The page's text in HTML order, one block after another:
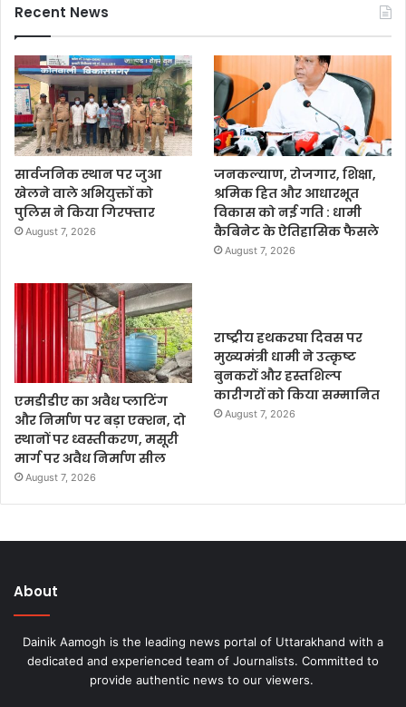
Recent News
सार्वजनिक स्थान पर जुआ
खेलने वाले अभियुक्तों को
पुलिस ने किया गिरफ्तार
August 7, 2026
जनकल्याण, रोजगार, शिक्षा,
श्रमिक हित और आधारभूत
विकास को नई गति : धामी
कैबिनेट के ऐतिहासिक फैसले
August 7, 2026
एमडीडीए का अवैध प्लाटिंग
और निर्माण पर बड़ा एक्शन, दो
स्थानों पर ध्वस्तीकरण, मसूरी
मार्ग पर अवैध निर्माण सील
August 7, 2026
राष्ट्रीय हथकरघा दिवस पर
मुख्यमंत्री धामी ने उत्कृष्ट
बुनकरों और हस्तशिल्प
कारीगरों को किया सम्मानित
August 7, 2026
About
Dainik Aamogh is the leading news portal of Uttarakhand with a
dedicated and experienced team of Journalists. Committed to
provide authentic news to our viewers.